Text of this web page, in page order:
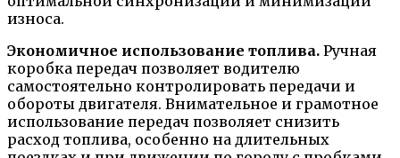
износа.
Экономичное использование топлива. Ручная
коробка передач позволяет водителю
самостоятельно контролировать передачи и
обороты двигателя. Внимательное и грамотное
использование передач позволяет снизить
расход топлива, особенно на длительных